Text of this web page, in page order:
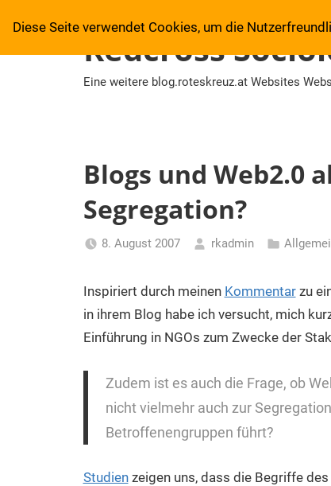
Inhalt
springen
Redcross
Eine weitere blog.roteskreuz.at Websites
Blogs und Web2.0
Segregation?
8. August 2007 rkadmin
Inspiriert durch meinen Kommentarzu
in ihrem Blog habe ich versucht, mich
Einführung in NGOs zum Zwecke der
Zudem ist es auch die Frage, ob
nicht vielmehr auch zur
Betroffenengruppen führt?
Studienzeigen uns, dass die Begriffe des
Diese Seite verwendet Cookies, um die